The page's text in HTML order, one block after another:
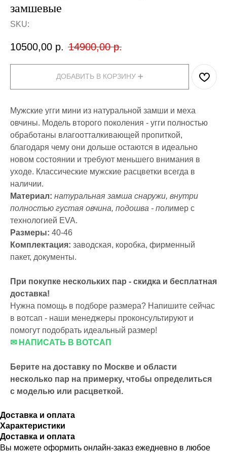
замшевые
SKU:
10500,00 р. 14900,00 р.
ДОБАВИТЬ В КОРЗИНУ ➕
Мужские угги мини из натуральной замши и меха
овчины. Модель второго поколения - угги полностью
обработаны влагоотталкивающей пропиткой,
благодаря чему они дольше остаются в идеально
новом состоянии и требуют меньшего внимания в
уходе. Классические мужские расцветки всегда в
наличии.
Материал: натуральная замша снаружи, внутри
полностью густая овчина, подошва - полимер с
технологией EVA.
Размеры: 40-46
Комплектация: заводская, коробка, фирменный
пакет, документы.
При покупке нескольких пар - скидка и бесплатная
доставка!
Нужна помощь в подборе размера? Напишите сейчас
в вотсап - наши менеджеры проконсультируют и
помогут подобрать идеальный размер!
✉ НАПИСАТЬ В ВОТСАП
Берите на доставку по Москве и области
несколько пар на примерку, чтобы определиться
с моделью или расцветкой.
Доставка и оплата
Характеристики
Доставка и оплата
Вы можете оформить онлайн-заказ ежедневно в любое